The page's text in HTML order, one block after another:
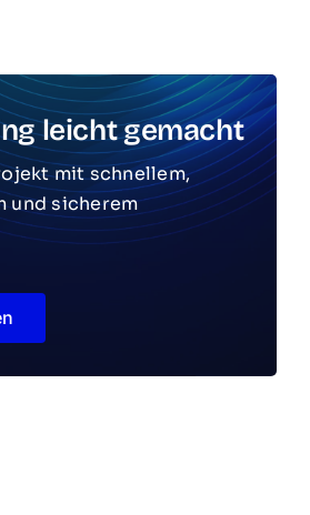
leicht gemacht
mit schnellem,
und sicherem